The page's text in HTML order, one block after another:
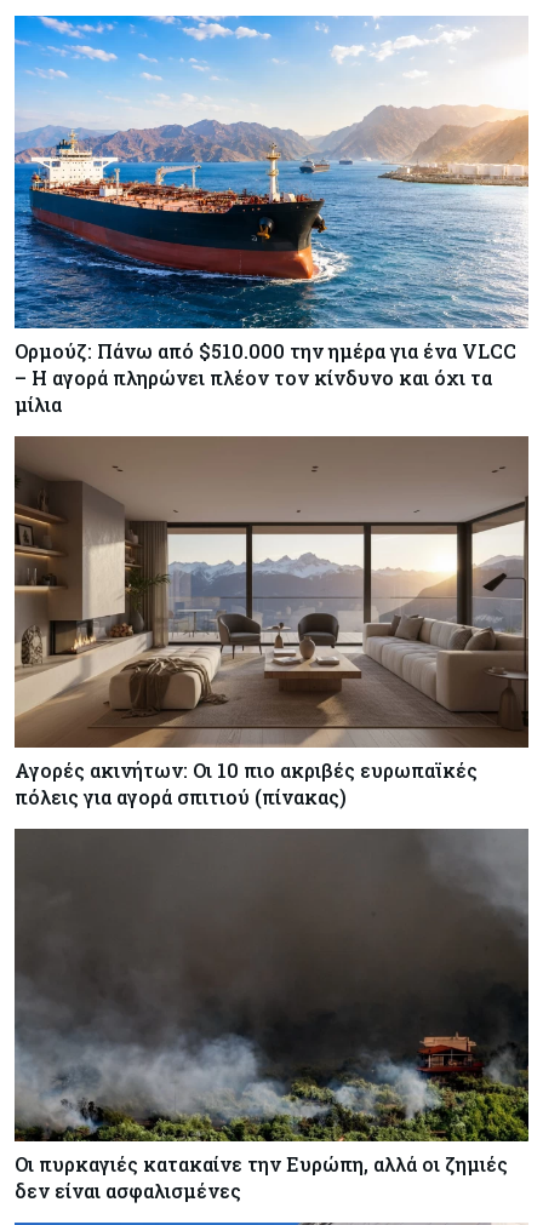
ΕΚΤ: Αιφνιδιάστηκε από την πώληση ευρώ από
τις ΗΠΑ
07-08-2026
Χορηγία €10.000 για υποτροφίες σε φοιτητές του
ΤΕΠΑΚ
Ορμούζ: Πάνω από $510.000 την ημέρα για ένα VLCC
– Η αγορά πληρώνει πλέον τον κίνδυνο και όχι τα
μίλια
Αγορές ακινήτων: Οι 10 πιο ακριβές ευρωπαϊκές
πόλεις για αγορά σπιτιού (πίνακας)
Οι πυρκαγιές κατακαίνε την Ευρώπη, αλλά οι ζημιές
δεν είναι ασφαλισμένες